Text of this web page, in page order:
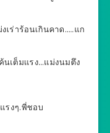
ร่าร้อนเกินคาด…..แก
เต็มแรง…แม่งนมตึง
รงๆ.พี่ชอบ